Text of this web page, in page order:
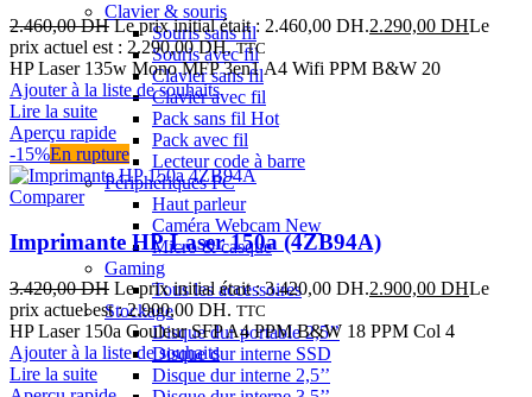
Clavier & souris
Souris sans fil
Souris avec fil
Clavier sans fil
Clavier avec fil
Pack sans fil Hot
Pack avec fil
Lecteur code à barre
Périphériques PC
Haut parleur
Caméra Webcam New
Micro & casque
Gaming
Tous les accessoires
Stockage
Disque dur portable 2,5’’
Disque dur interne SSD
Disque dur interne 2,5’’
2.460,00DH Le prix initial était : 2.460,00 DH.2.290,00 DHLe
prix actuel est : 2.290,00 DH. TTC
HP Laser 135w Mono MFP 3en1 A4 Wifi PPM B&W 20
Ajouter à la liste de souhaits
Lire la suite
Aperçu rapide
-15%En rupture
Comparer
Imprimante HP Laser 150a (4ZB94A)
3.420,00DH Le prix initial était : 3.420,00 DH.2.900,00 DHLe
prix actuel est : 2.900,00 DH. TTC
HP Laser 150a Couleur SFP A4 PPM B&W 18 PPM Col 4
Ajouter à la liste de souhaits
Lire la suite